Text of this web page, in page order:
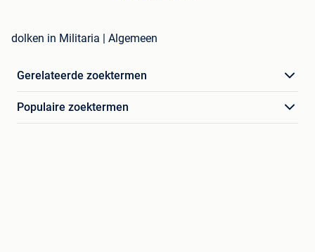
dolken in Militaria | Algemeen
Gerelateerde zoektermen
Populaire zoektermen